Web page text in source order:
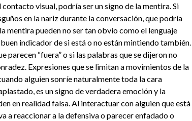
visual, podría ser un signo de la mentira. Si
en la nariz durante la conversación, que podría
mentira pueden no ser tan obvio como el lenguaje
indicador de si está o no están mintiendo también.
parecen “fuera” o si las palabras que se dijeron no
Expresiones que se limitan a movimientos de la
alguien sonríe naturalmente toda la cara
es un signo de verdadera emoción y la
en realidad falsa. Al interactuar con alguien que está
a reaccionar a la defensiva o parecer enfadado o